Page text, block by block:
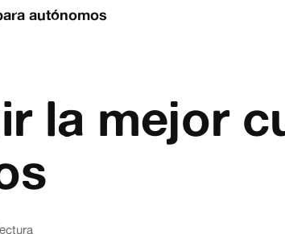
autónomos
la mejor